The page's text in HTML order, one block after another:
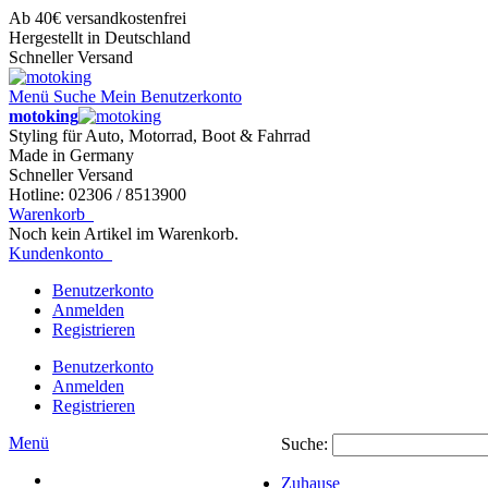
Ab 40€ versandkostenfrei
Hergestellt in Deutschland
Schneller Versand
Menü Suche Mein Benutzerkonto
motoking
Styling für Auto, Motorrad, Boot & Fahrrad
Made in Germany
Schneller Versand
Hotline: 02306 / 8513900
Warenkorb
Noch kein Artikel im Warenkorb.
Kundenkonto
Benutzerkonto
Anmelden
Registrieren
Benutzerkonto
Anmelden
Registrieren
Menü
Suche:
Zuhause